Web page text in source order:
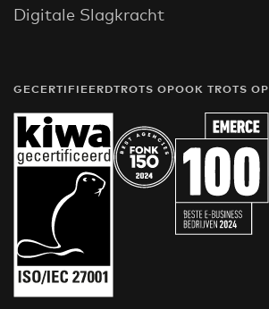
Digitale Slagkracht
GECERTIFIEERDTROTS OPOOK TROTS OP